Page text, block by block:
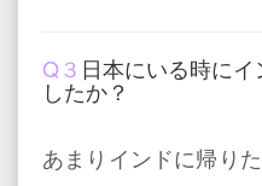
Q３ 日本にいる時に
したか？
あまりインドに帰り